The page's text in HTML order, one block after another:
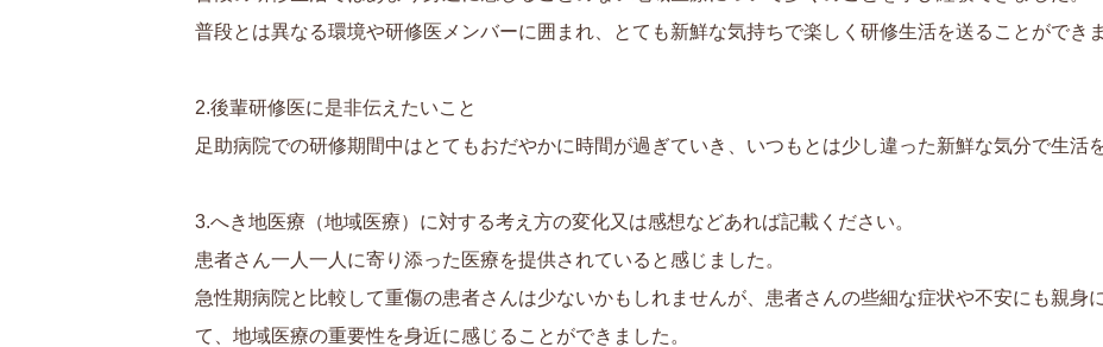
普段とは異なる環境や研修医メンバーに囲まれ、とても新鮮な気持ちで楽しく研修生活を送ることがで
2.後輩研修医に是非伝えたいこと
足助病院での研修期間中はとてもおだやかに時間が過ぎていき、いつもとは少し違った新鮮な気分で生活
3.へき地医療（地域医療）に対する考え方の変化又は感想などあれば記載ください。
患者さん一人一人に寄り添った医療を提供されていると感じました。
急性期病院と比較して重傷の患者さんは少ないかもしれませんが、患者さんの些細な症状や不安にも親身
て、地域医療の重要性を身近に感じることができました。